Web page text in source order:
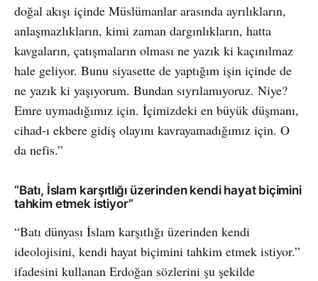
doğal akışı içinde Müslümanlar arasında ayrılıkların,
anlaşmazlıkların, kimi zaman dargınlıkların, hatta
kavgaların, çatışmaların olması ne yazık ki kaçınılmaz
hale geliyor. Bunu siyasette de yaptığım işin içinde de
ne yazık ki yaşıyorum. Bundan sıyrılamıyoruz. Niye?
Emre uymadığımız için. İçimizdeki en büyük düşmanı,
cihad-ı ekbere gidiş olayını kavrayamadığımız için. O
da nefis.”
“Batı, İslam karşıtlığı üzerinden kendi hayat biçimini
tahkim etmek istiyor”
“Batı dünyası İslam karşıtlığı üzerinden kendi
ideolojisini, kendi hayat biçimini tahkim etmek istiyor.”
ifadesini kullanan Erdoğan sözlerini şu şekilde